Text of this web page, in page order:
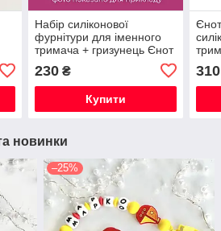
Набір силіконової
фурнітури для іменного
тримача + гризунець Єнот
230₴
Купити
310
новинки
–25%